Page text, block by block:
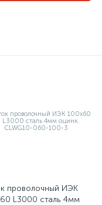
проволочный ИЭК
L3000 сталь 4мм